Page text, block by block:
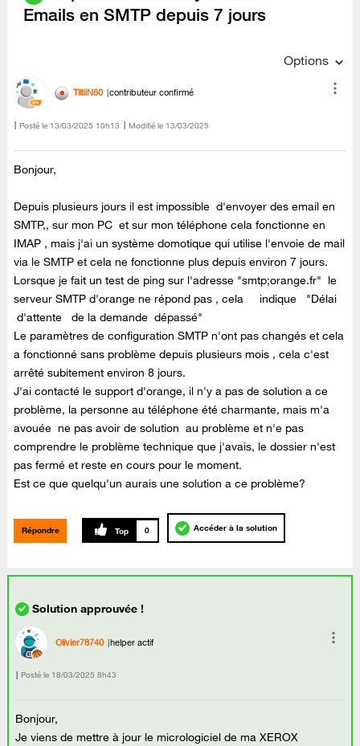
Emails en SMTP depuis 7 jours
Options
TiitiiN60 contributeur confirmé
Posté le ‎13/03/2025 10h13 Modifié le 13/03/2025
Bonjour,
Depuis plusieurs jours il est impossible d'envoyer des email en
SMTP,, sur mon PC et sur mon téléphone cela fonctionne en
IMAP , mais j'ai un système domotique qui utilise l'envoie de mail
via le SMTP et cela ne fonctionne plus depuis environ 7 jours.
Lorsque je fait un test de ping sur l'adresse "smtp;orange.fr" le
serveur SMTP d'orange ne répond pas , cela indique "Délai
d'attente de la demande dépassé"
Le paramètres de configuration SMTP n'ont pas changés et cela
a fonctionné sans problème depuis plusieurs mois , cela c'est
arrêté subitement environ 8 jours.
J'ai contacté le support d'orange, il n'y a pas de solution a ce
problème, la personne au téléphone été charmante, mais m'a
avouée ne pas avoir de solution au problème et n'e pas
comprendre le problème technique que j'avais, le dossier n'est
pas fermé et reste en cours pour le moment.
Est ce que quelqu'un aurais une solution a ce problème?
Répondre 0 Accéder à la solution
Olivier78740 helper actif
Posté le ‎18/03/2025 8h43
Bonjour,
Je viens de mettre à jour le micrologiciel de ma XEROX